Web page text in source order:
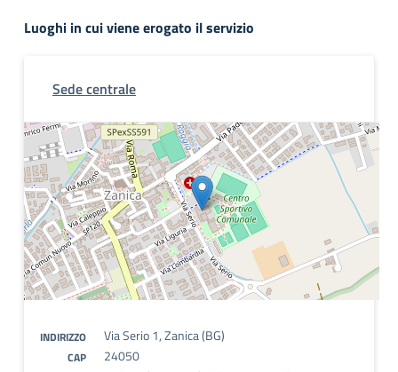
Luoghi in cui viene erogato il servizio
Sede centrale
INDIRIZZO Via Serio 1, Zanica (BG)
CAP 24050